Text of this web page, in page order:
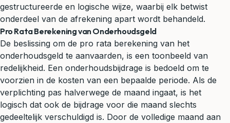
gestructureerde en logische wijze, waarbij elk betwist
onderdeel van de afrekening apart wordt behandeld.
Pro Rata Berekening van Onderhoudsgeld
De beslissing om de pro rata berekening van het
onderhoudsgeld te aanvaarden, is een toonbeeld van
redelijkheid. Een onderhoudsbijdrage is bedoeld om te
voorzien in de kosten van een bepaalde periode. Als de
verplichting pas halverwege de maand ingaat, is het
logisch dat ook de bijdrage voor die maand slechts
gedeeltelijk verschuldigd is. Door de volledige maand aan